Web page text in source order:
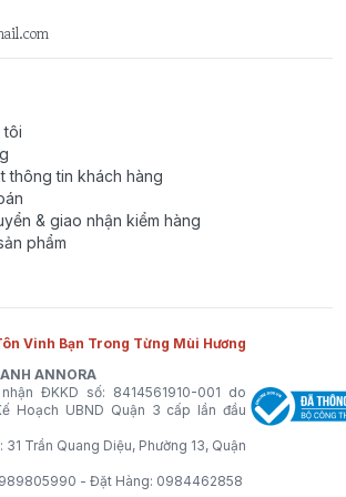
hút của bạn.
tôi
thông tin khách hàng
& giao nhận kiểm hàng
phẩm
Vinh Bạn Trong Từng Mùi Hương
ANNORA
ĐKKD số: 8414561910-001 do
Hoạch UBND Quận 3 cấp lần đầu
Trần Quang Diệu, Phường 13, Quận
- Đặt Hàng: 0984462858